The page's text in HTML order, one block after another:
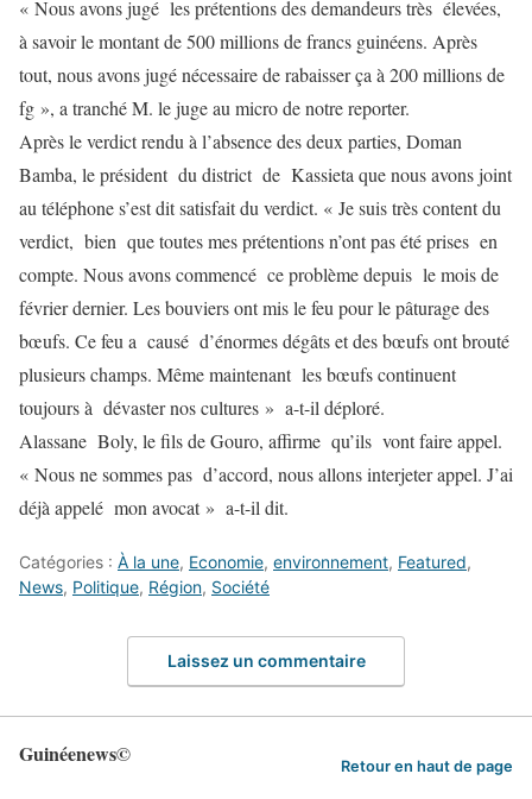
« Nous avons jugé les prétentions des demandeurs très élevées,
à savoir le montant de 500 millions de francs guinéens. Après
tout, nous avons jugé nécessaire de rabaisser ça à 200 millions de
fg », a tranché M. le juge au micro de notre reporter.
Après le verdict rendu à l’absence des deux parties, Doman
Bamba, le président du district de Kassieta que nous avons joint
au téléphone s’est dit satisfait du verdict. « Je suis très content du
verdict, bien que toutes mes prétentions n’ont pas été prises en
compte. Nous avons commencé ce problème depuis le mois de
février dernier. Les bouviers ont mis le feu pour le pâturage des
bœufs. Ce feu a causé d’énormes dégâts et des bœufs ont brouté
plusieurs champs. Même maintenant les bœufs continuent
toujours à dévaster nos cultures » a-t-il déploré.
Alassane Boly, le fils de Gouro, affirme qu’ils vont faire appel.
« Nous ne sommes pas d’accord, nous allons interjeter appel. J’ai
déjà appelé mon avocat » a-t-il dit.
Catégories : À la une, Economie, environnement, Featured,
News, Politique, Région, Société
Laissez un commentaire
Guinéenews© Retour en haut de page